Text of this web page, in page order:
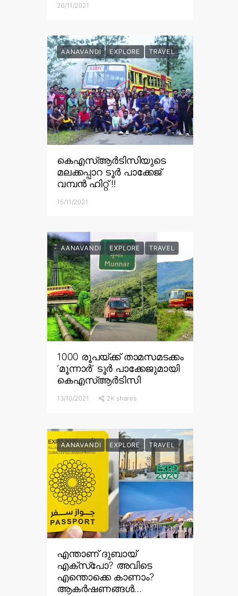
26/11/2021
AANAVANDI EXPLORE TRAVEL
കെഎസ്ആർടിസിയുടെ
മലക്കപ്പാറ ടൂർ പാക്കേജ്
വമ്പൻ ഹിറ്റ് !!
15/11/2021
AANAVANDI EXPLORE TRAVEL
1000 രൂപയ്ക്ക് താമസമടക്കം
‘മൂന്നാർ’ ടൂർ പാക്കേജുമായി
കെഎസ്ആർടിസി
13/10/2021 2K shares
AANAVANDI EXPLORE TRAVEL
എന്താണ് ദുബായ്
എക്സ്പോ? അവിടെ
എന്തൊക്കെ കാണാം?
ആകർഷണങ്ങൾ…